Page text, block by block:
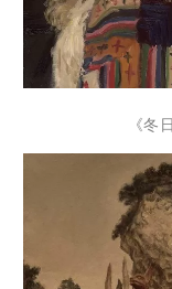
《